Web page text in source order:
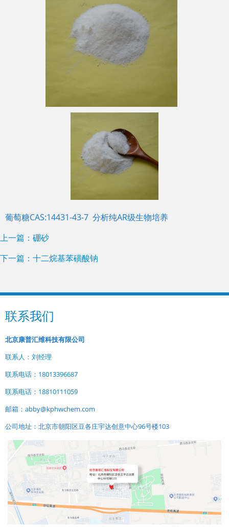
葡萄糖CAS:14431-43-7 分析纯AR级生物培养
上一篇：硼砂
下一篇：十二烷基苯磺酸钠
联系我们
北京康普汇维科技有限公司
联系人：刘经理
联系电话：18013396687
联系电话：18810111059
邮箱：abby@kphwchem.com
公司地址：北京市朝阳区豆各庄宇达创意中心96号楼103